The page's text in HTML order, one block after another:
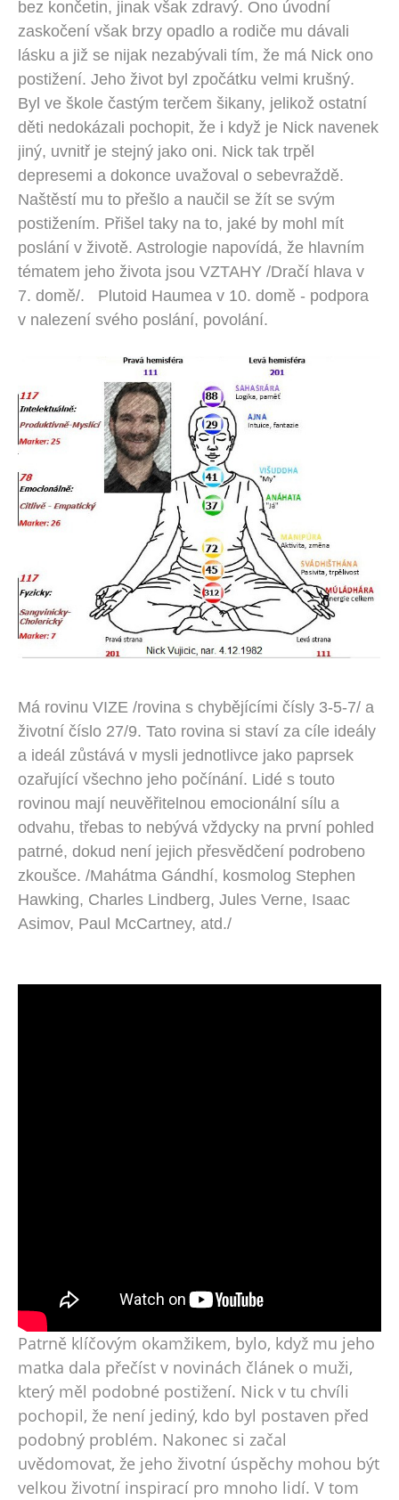
bez končetin, jinak však zdravý. Ono úvodní
zaskočení však brzy opadlo a rodiče mu dávali
lásku a již se nijak nezabývali tím, že má Nick ono
postižení. Jeho život byl zpočátku velmi krušný.
Byl ve škole častým terčem šikany, jelikož ostatní
děti nedokázali pochopit, že i když je Nick navenek
jiný, uvnitř je stejný jako oni. Nick tak trpěl
depresemi a dokonce uvažoval o sebevraždě.
Naštěstí mu to přešlo a naučil se žít se svým
postižením. Přišel taky na to, jaké by mohl mít
poslání v životě. Astrologie napovídá, že hlavním
tématem jeho života jsou VZTAHY /Dračí hlava v
7. domě/. Plutoid Haumea v 10. domě - podpora
v nalezení svého poslání, povolání.
Má rovinu VIZE /rovina s chybějícími čísly 3-5-7/ a
životní číslo 27/9. Tato rovina si staví za cíle ideály
a ideál zůstává v mysli jednotlivce jako paprsek
ozařující všechno jeho počínání. Lidé s touto
rovinou mají neuvěřitelnou emocionální sílu a
odvahu, třebas to nebývá vždycky na první pohled
patrné, dokud není jejich přesvědčení podrobeno
zkoušce. /Mahátma Gándhí, kosmolog Stephen
Hawking, Charles Lindberg, Jules Verne, Isaac
Asimov, Paul McCartney, atd./
Patrně klíčovým okamžikem, bylo, když mu jeho
matka dala přečíst v novinách článek o muži,
který měl podobné postižení. Nick v tu chvíli
pochopil, že není jediný, kdo byl postaven před
podobný problém. Nakonec si začal
uvědomovat, že jeho životní úspěchy mohou být
velkou životní inspirací pro mnoho lidí. V tom